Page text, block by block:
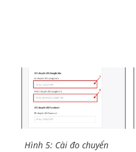
Hình 5: Cài đo chuyển